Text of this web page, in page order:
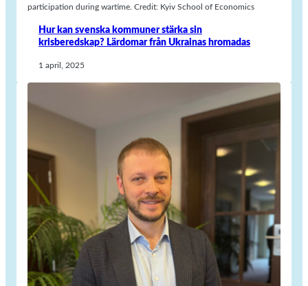
participation during wartime. Credit: Kyiv School of Economics
Hur kan svenska kommuner stärka sin
krisberedskap? Lärdomar från Ukrainas hromadas
1 april, 2025